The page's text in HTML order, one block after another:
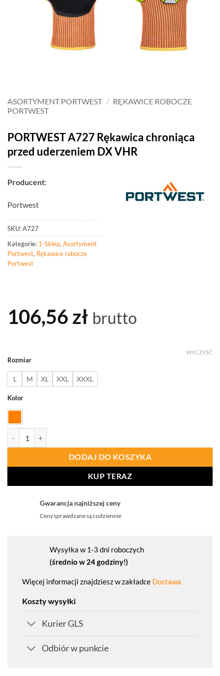
ASORTYMENT PORTWEST / RĘKAWICE ROBOCZE
PORTWEST
PORTWEST A727 Rękawica chroniąca
przed uderzeniem DX VHR
Producent:
Portwest
SKU:A727
Kategorie: 1-Sklep,Asortyment
Portwest, Rękawice robocze
Portwest
106,56 zł brutto
Rozmiar
L M XL XXL XXXL
Kolor
WYCZYŚĆ
DODAJ DO KOSZYKA
KUP TERAZ
Gwarancja najniższej ceny
Ceny sprawdzane są codziennie
Wysyłka w 1-3 dni roboczych
(średnio w 24 godziny!)
Więcej informacji znajdziesz w zakładce Dostawa
Koszty wysyłki
Kurier GLS
Odbiór w punkcie